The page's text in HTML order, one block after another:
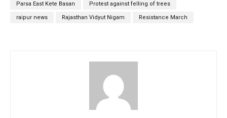
Parsa East Kete Basan Protest against felling of trees
raipur news Rajasthan Vidyut Nigam Resistance March